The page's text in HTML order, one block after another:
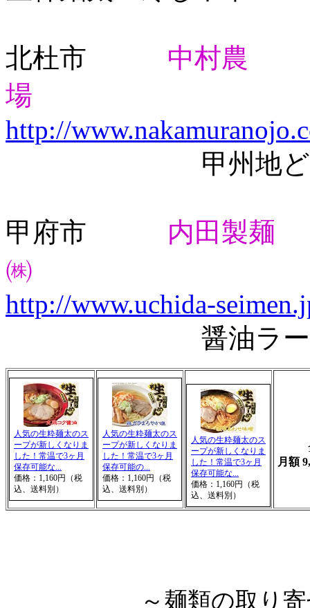
北杜市 中村農
場
http://
甲州地どりラ
甲府市 内田製麺
㈱
http://www.uchida-
醤油ラーメン、
人気の生粋麺太のス
ープが新しくなりま
した！常温で3ヶ月
保存可能な...
価格：1,160円（税
込、送料別）
人気の生粋麺太のス
ープが新しくなりま
した！常温で3ヶ月
保存可能の...
価格：1,160円（税
込、送料別）
人気の生粋麺太のス
ープが新しくなりま
した！常温で3ヶ月
保存可能な...
価格：1,160円（税
込、送料別）
月額
～麺類の取り